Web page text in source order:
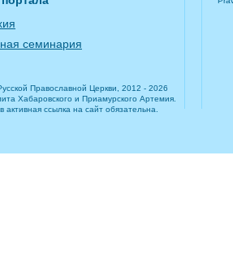
семинария
Православной Церкви, 2012 - 2026
Хабаровского и Приамурского Артемия.
ссылка на сайт обязательна.